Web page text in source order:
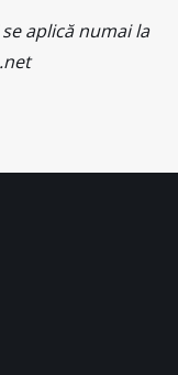
aplică numai la